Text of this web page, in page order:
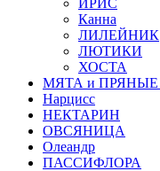
ИРИС
Канна
ЛИЛЕЙНИК
ЛЮТИКИ
ХОСТА
МЯТА и
Нарцисс
НЕКТАРИН
ОВСЯНИЦА
Олеандр
ПАССИФЛОРА